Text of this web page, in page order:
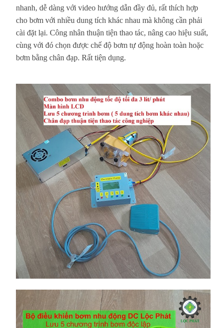
nhanh, dễ dàng với video hướng dẫn đầy đủ, rất thích hợp
cho bơm với nhiều dung tích khác nhau mà không cần phải
cài đặt lại. Công nhân thuận tiện thao tác, nâng cao hiệu suất,
cùng với đó chọn được chế độ bơm tự động hoàn toàn hoặc
bơm bằng chân đạp. Rất tiện dụng.